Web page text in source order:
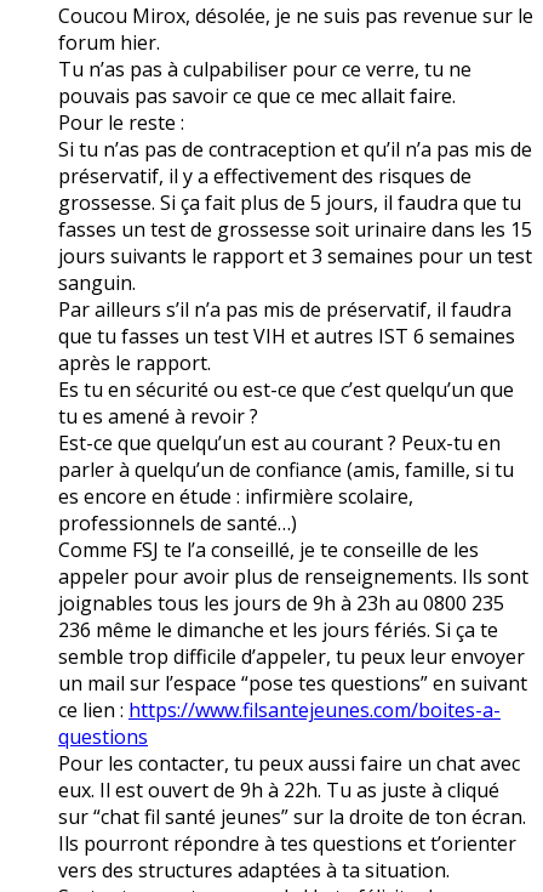
Coucou Mirox, désolée, je ne suis pas revenue sur le
forum hier.
Tu n’as pas à culpabiliser pour ce verre, tu ne
pouvais pas savoir ce que ce mec allait faire.
Pour le reste :
Si tu n’as pas de contraception et qu’il n’a pas mis de
préservatif, il y a effectivement des risques de
grossesse. Si ça fait plus de 5 jours, il faudra que tu
fasses un test de grossesse soit urinaire dans les 15
jours suivants le rapport et 3 semaines pour un test
sanguin.
Par ailleurs s’il n’a pas mis de préservatif, il faudra
que tu fasses un test VIH et autres IST 6 semaines
après le rapport.
Es tu en sécurité ou est-ce que c’est quelqu’un que
tu es amené à revoir ?
Est-ce que quelqu’un est au courant ? Peux-tu en
parler à quelqu’un de confiance (amis, famille, si tu
es encore en étude : infirmière scolaire,
professionnels de santé…)
Comme FSJ te l’a conseillé, je te conseille de les
appeler pour avoir plus de renseignements. Ils sont
joignables tous les jours de 9h à 23h au 0800 235
236 même le dimanche et les jours fériés. Si ça te
semble trop difficile d’appeler, tu peux leur envoyer
un mail sur l’espace “pose tes questions” en suivant
ce lien : https://www.filsantejeunes.com/boites-a-
questions
Pour les contacter, tu peux aussi faire un chat avec
eux. Il est ouvert de 9h à 22h. Tu as juste à cliqué
sur “chat fil santé jeunes” sur la droite de ton écran.
Ils pourront répondre à tes questions et t’orienter
vers des structures adaptées à ta situation.